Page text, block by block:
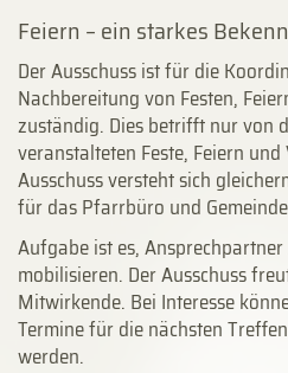
Feiern – ein starkes
Der Ausschuss ist für die
Nachbereitung von Festen,
zuständig. Dies betrifft nur von
veranstalteten Feste, Feiern
Ausschuss versteht sich
für das Pfarrbüro und
Aufgabe ist es,
mobilisieren. Der Ausschuss
Mitwirkende. Bei Interesse
Termine für die nächsten
werden.